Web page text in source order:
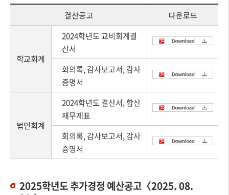
결산공고 다운로드
학교회계
2024학년도 교비회계결
산서
회의록, 감사보고서, 감사
증명서
법인회계
2024학년도 결산서, 합산
재무제표
회의록, 감사보고서, 감사
증명서
2025학년도 추가경정 예산공고〈2025. 08.